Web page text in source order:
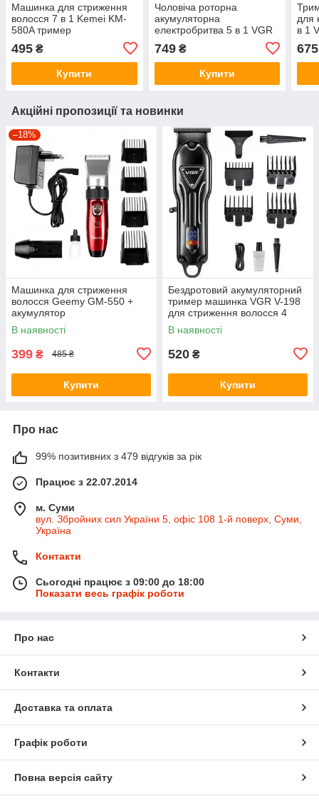
Машинка для стриження
волосся 7 в 1 Kemei KM-
580A тример
495 ₴
Купити
Чоловіча роторна
акумуляторна
електробритва 5 в 1 VGR
стриження волосся
тример для стриження
749₴
Купити
для
в 1
675
Акційні пропозиції та новинки
–18%
Машинка для стриження
волосся Geemy GM-550 +
акумулятор
В наявності
399 ₴ 485 ₴
Купити
Бездротовий акумуляторний
тример машинка VGR V-198
для стриження волосся 4
насадки
В наявності
520 ₴
Купити
Про нас
99% позитивних з 479 відгуків за рік
Працює з 22.07.2014
м. Суми
вул. Збройних сил України 5, офіс 108 1-й поверх, Суми,
Україна
Контакти
Сьогодні працює з 09:00 до 18:00
Показати весь графік роботи
Про нас
Контакти
Доставка та оплата
Графік роботи
Повна версія сайту